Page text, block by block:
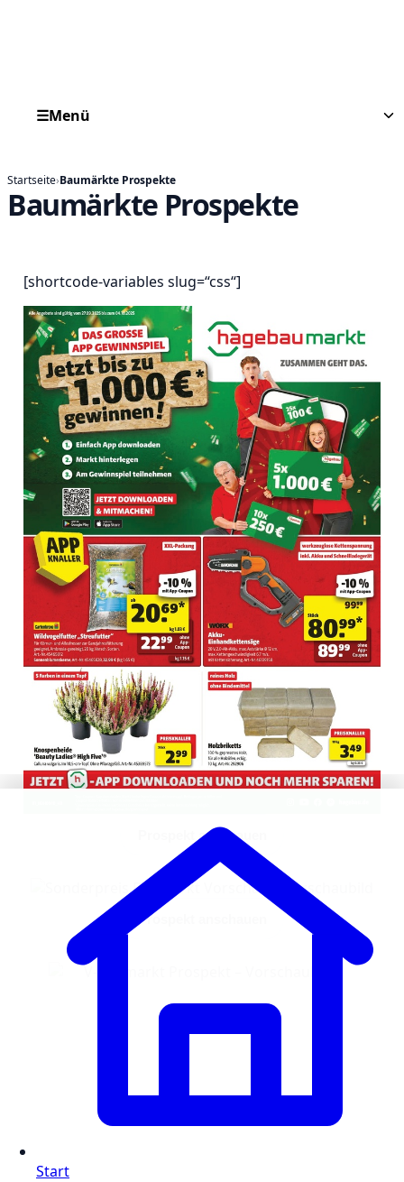
☰Menü
Startseite›Baumärkte Prospekte
Baumärkte Prospekte
[shortcode-variables slug=“css“]
Prospekt anschauen
Prospekt anschauen
Start